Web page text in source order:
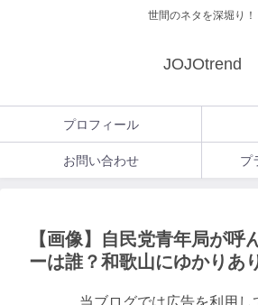
世間のネタを深堀り！
JOJOtrend
プロフィール
お問い合わせ プ
【画像】自民党青年局が呼
ーは誰？和歌山にゆかりあ